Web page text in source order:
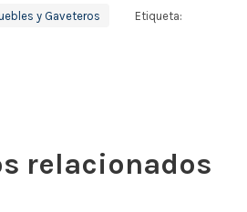
y Gaveteros Etiqueta:
relacionados